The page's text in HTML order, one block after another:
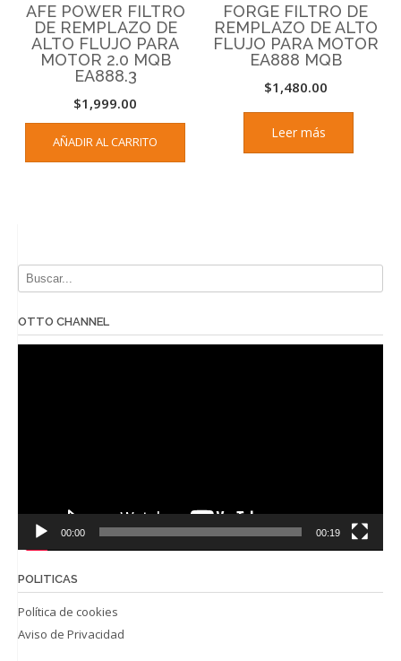
AFE POWER FILTRO
DE REMPLAZO DE
ALTO FLUJO PARA
MOTOR 2.0 MQB
EA888.3
$1,999.00
AÑADIR AL CARRITO
FORGE FILTRO DE
REMPLAZO DE ALTO
FLUJO PARA MOTOR
EA888 MQB
$1,480.00
Leer más
OTTO CHANNEL
00:00 00:19
POLITICAS
Política de cookies
Aviso de Privacidad